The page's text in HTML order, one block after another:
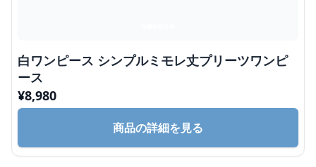
白ワンピース シンプルミモレ丈プリーツワンピ
ース
¥8,980
商品の詳細を見る